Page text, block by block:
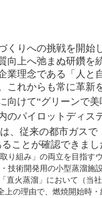
くりへの挑戦を開始
上へ弛まぬ研鑽を
理念である「人と
これからも常に革
向けて“グリーンで
パイロットディス
は、従来の都市ガスで
ことが確認できまし
組み」の両立を目指す
術開発用の小型蒸溜施
火蒸溜」において（当社
の理由で、燃焼開始時・